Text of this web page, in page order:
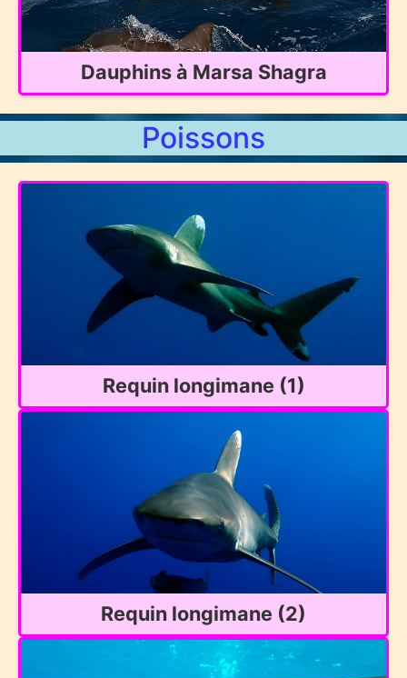
Dauphins à Marsa Shagra
Poissons
Requin longimane (1)
Requin longimane (2)